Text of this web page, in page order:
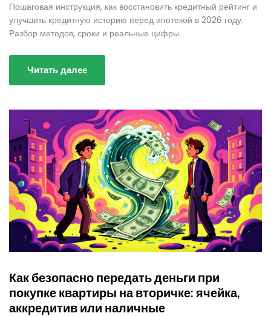
Пошаговая инструкция, как восстановить кредитный рейтинг и
улучшить кредитную историю перед ипотекой в 2026 году.
Разбор методов, сроки и реальные цифры.
Читать далее
Как безопасно передать деньги при
покупке квартиры на вторичке: ячейка,
аккредитив или наличные